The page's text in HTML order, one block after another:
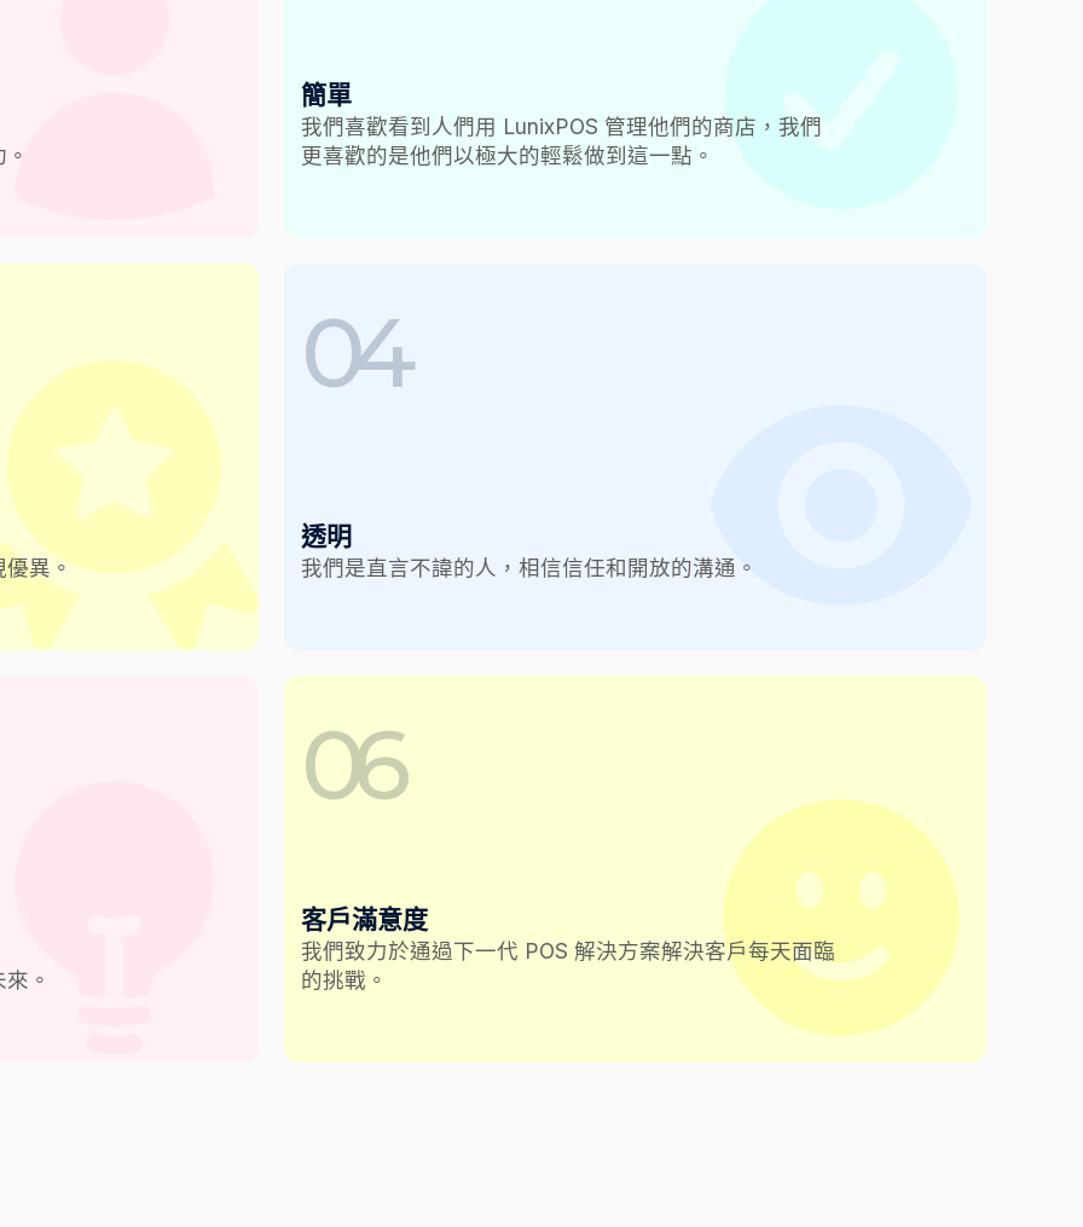
簡單
我們喜歡看到人們用 LunixPOS 管理他們的商店，我們
更喜歡的是他們以極大的輕鬆做到這一點。
優異。
04
透明
我們是直言不諱的人，相信信任和開放的溝通。
。
06
客戶滿意度
我們致力於通過下一代 POS 解決方案解決客戶每天面臨
的挑戰。